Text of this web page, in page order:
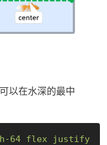
以在水深的最中
h-64 flex justify